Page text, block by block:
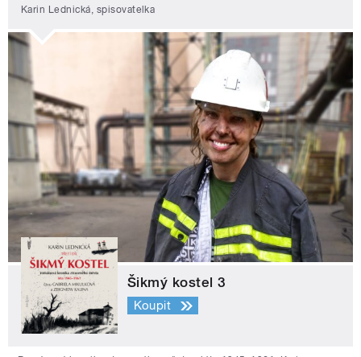
Karin Lednická, spisovatelka
Šikmý kostel 3
Koupit